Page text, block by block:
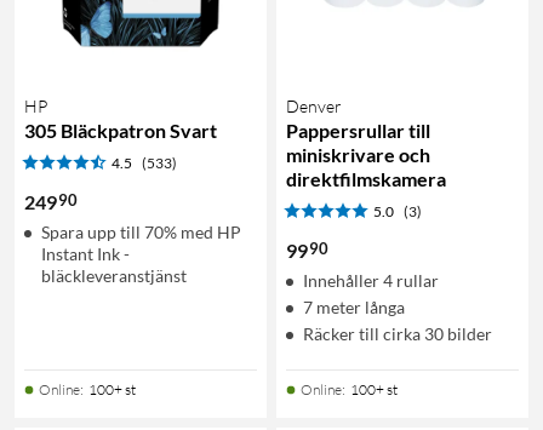
HP
305 Bläckpatron Svart
4.5 (533)
24990
Spara upp till 70% med HP
Instant Ink -
bläckleveranstjänst
Online: 100+ st
Denver
Pappersrullar till
miniskrivare och
direktfilmskamera
5.0 (3)
9990
Innehåller 4 rullar
7 meter långa
Räcker till cirka 30 bilder
Online: 100+ st